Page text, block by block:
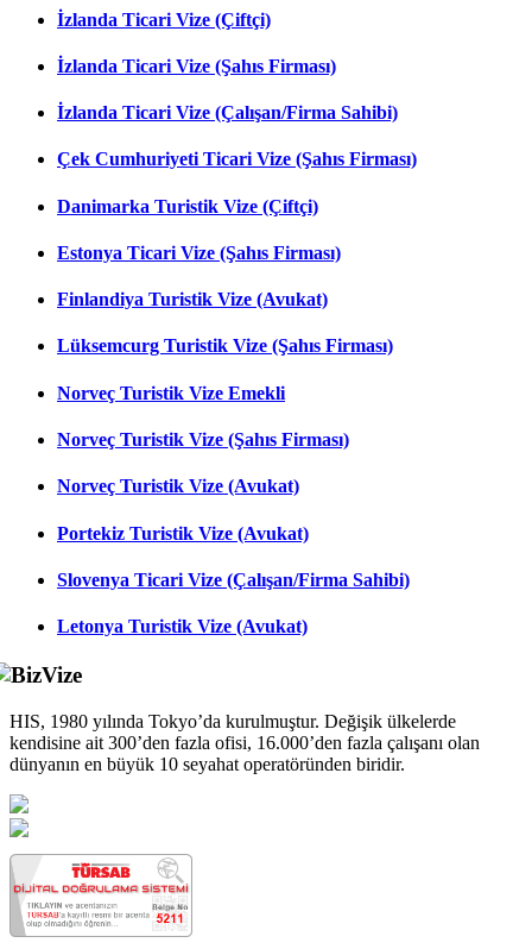
İzlanda Ticari Vize (Çiftçi)
İzlanda Ticari Vize (Şahıs Firması)
İzlanda Ticari Vize (Çalışan/Firma Sahibi)
Çek Cumhuriyeti Ticari Vize (Şahıs Firması)
Danimarka Turistik Vize (Çiftçi)
Estonya Ticari Vize (Şahıs Firması)
Finlandiya Turistik Vize (Avukat)
Lüksemcurg Turistik Vize (Şahıs Firması)
Norveç Turistik Vize Emekli
Norveç Turistik Vize (Şahıs Firması)
Norveç Turistik Vize (Avukat)
Portekiz Turistik Vize (Avukat)
Slovenya Ticari Vize (Çalışan/Firma Sahibi)
Letonya Turistik Vize (Avukat)
HIS, 1980 yılında Tokyo’da kurulmuştur. Değişik ülkelerde
kendisine ait 300’den fazla ofisi, 16.000’den fazla çalışanı olan
dünyanın en büyük 10 seyahat operatöründen biridir.